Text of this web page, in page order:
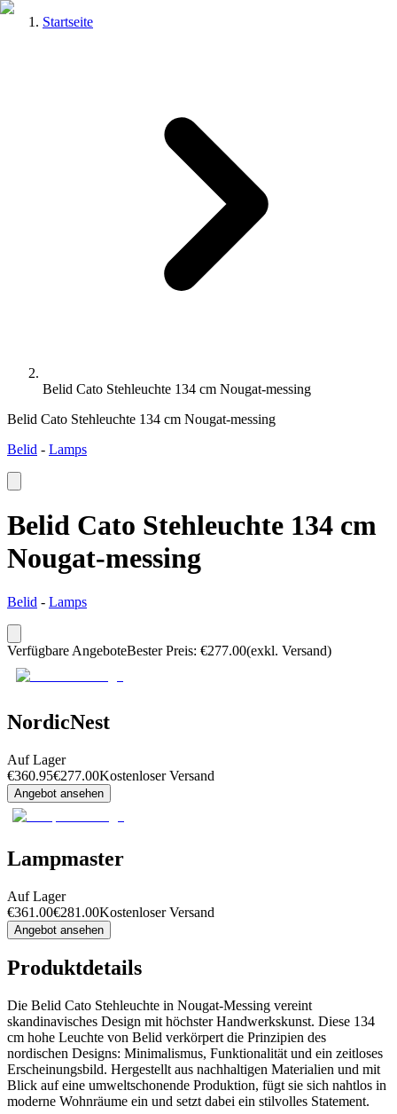
Startseite
Belid Cato Stehleuchte 134 cm Nougat-messing
Belid Cato Stehleuchte 134 cm Nougat-messing
Belid - Lamps
Belid Cato Stehleuchte 134 cm
Nougat-messing
Belid - Lamps
Verfügbare AngeboteBester Preis: €277.00(exkl. Versand)
NordicNest
Auf Lager
€360.95€277.00Kostenloser Versand
Angebot ansehen
Lampmaster
Auf Lager
€361.00€281.00Kostenloser Versand
Angebot ansehen
Produktdetails
Die Belid Cato Stehleuchte in Nougat-Messing vereint
skandinavisches Design mit höchster Handwerkskunst. Diese 134
cm hohe Leuchte von Belid verkörpert die Prinzipien des
nordischen Designs: Minimalismus, Funktionalität und ein zeitloses
Erscheinungsbild. Hergestellt aus nachhaltigen Materialien und mit
Blick auf eine umweltschonende Produktion, fügt sie sich nahtlos in
moderne Wohnräume ein und setzt dabei ein stilvolles Statement.